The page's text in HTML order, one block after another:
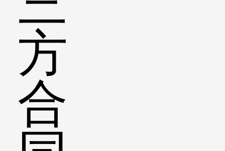
方
合